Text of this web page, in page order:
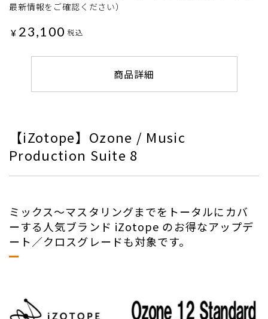
最新情報をご確認ください）
¥ 23,100 税込
商品詳細
【iZotope】Ozone / Music
Production Suite 8
ミックス〜マスタリングまでをトータルにカバ
ーする人気ブランド iZotope のお得なアップデ
ート／クロスグレードも対象です。